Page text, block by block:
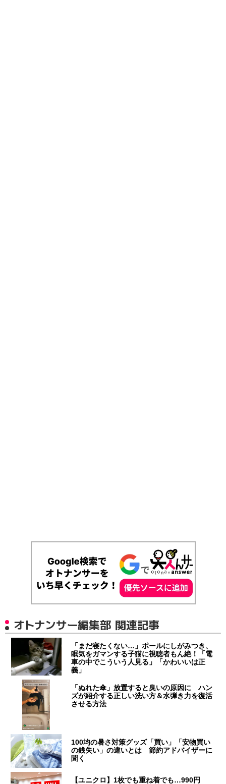
オトナンサー編集部 関連記事
「まだ寝たくない…」ポールにしがみつき、
眠気をガマンする子猫に視聴者もん絶！「電
車の中でこういう人見る」「かわいいは正
義」
「ぬれた傘」放置すると臭いの原因に ハン
ズが紹介する正しい洗い方＆水弾き力を復活
させる方法
100均の暑さ対策グッズ「買い」「安物買い
の銭失い」の違いとは 節約アドバイザーに
聞く
【ユニクロ】1枚でも重ね着でも…990円